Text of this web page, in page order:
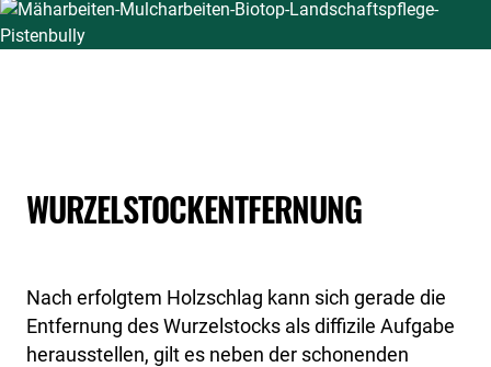
WURZELSTOCKENTFERNUNG
Nach erfolgtem Holzschlag kann sich gerade die
Entfernung des Wurzelstocks als diffizile Aufgabe
herausstellen, gilt es neben der schonenden